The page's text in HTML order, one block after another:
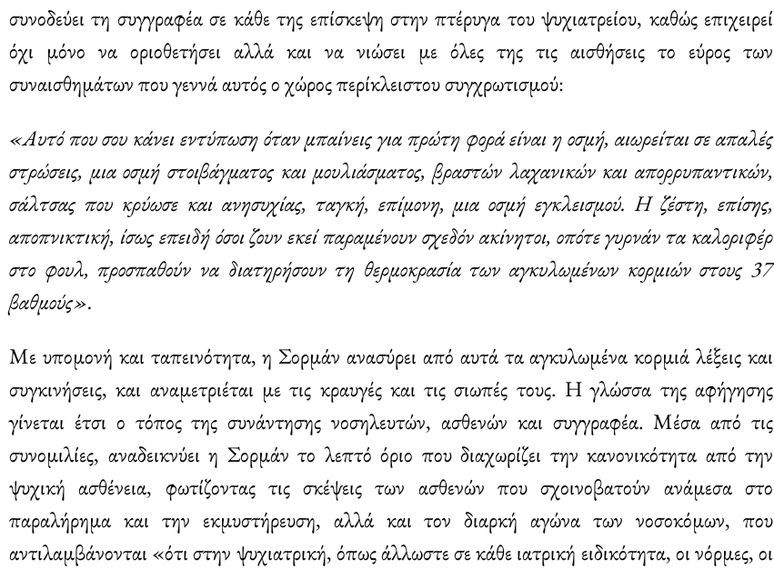
συνοδεύει τη συγγραφέα σε κάθε της επίσκεψη στην πτέρυγα του ψυχιατρείου, καθώς επιχειρεί
όχι μόνο να οριοθετήσει αλλά και να νιώσει με όλες της τις αισθήσεις το εύρος των
συναισθημάτων που γεννά αυτός ο χώρος περίκλειστου συγχρωτισμού:
«Αυτό που σου κάνει εντύπωση όταν μπαίνεις για πρώτη φορά είναι η οσμή, αιωρείται σε απαλές
στρώσεις, μια οσμή στοιβάγματος και μουλιάσματος, βραστών λαχανικών και απορρυπαντικών,
σάλτσας που κρύωσε και ανησυχίας, ταγκή, επίμονη, μια οσμή εγκλεισμού. Η ζέστη, επίσης,
αποπνικτική, ίσως επειδή όσοι ζουν εκεί παραμένουν σχεδόν ακίνητοι, οπότε γυρνάν τα καλοριφέρ
στο φουλ, προσπαθούν να διατηρήσουν τη θερμοκρασία των αγκυλωμένων κορμιών στους 37
βαθμούς».
Με υπομονή και ταπεινότητα, η Σορμάν ανασύρει από αυτά τα αγκυλωμένα κορμιά λέξεις και
συγκινήσεις, και αναμετριέται με τις κραυγές και τις σιωπές τους. Η γλώσσα της αφήγησης
γίνεται έτσι ο τόπος της συνάντησης νοσηλευτών, ασθενών και συγγραφέα. Μέσα από τις
συνομιλίες, αναδεικνύει η Σορμάν το λεπτό όριο που διαχωρίζει την κανονικότητα από την
ψυχική ασθένεια, φωτίζοντας τις σκέψεις των ασθενών που σχοινοβατούν ανάμεσα στο
παραλήρημα και την εκμυστήρευση, αλλά και τον διαρκή αγώνα των νοσοκόμων, που
αντιλαμβάνονται «ότι στην ψυχιατρική, όπως άλλωστε σε κάθε ιατρική ειδικότητα, οι νόρμες, οι